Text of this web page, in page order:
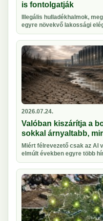
is fontolgatják
Illegális hulladékhalmok,
egyre növekvő lakossági
2026.07.24.
Valóban kiszárítja a
sokkal árnyaltabb,
Miért félrevezető csak az AI
elmúlt években egyre több